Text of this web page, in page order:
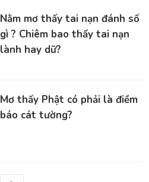
Nằm mơ thấy tai nạn đánh số
gì ? Chiêm bao thấy tai nạn
lành hay dữ?
Mơ thấy Phật có phải là điềm
báo cát tường?